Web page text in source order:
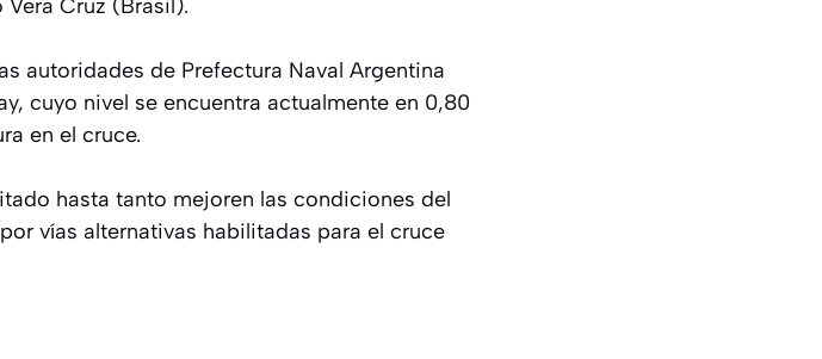
Cruz (Brasil).
autoridades de Prefectura Naval Argentina
cuyo nivel se encuentra actualmente en 0,80
en el cruce.
hasta tanto mejoren las condiciones del
vías alternativas habilitadas para el cruce